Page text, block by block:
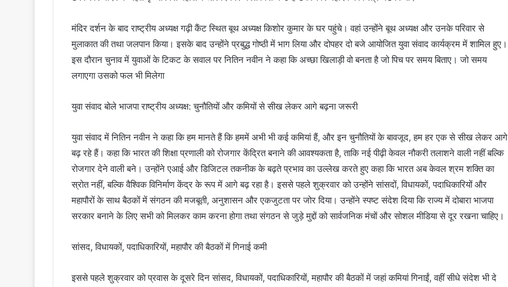
मंदिर दर्शन के बाद राष्ट्रीय अध्यक्ष गढ़ी कैंट स्थित बूथ अध्यक्ष किशोर कुमार के घर पहुंचे। वहां उन्होंने बूथ अध्यक्ष और उनके परिवार से
मुलाकात की तथा जलपान किया। इसके बाद उन्होंने प्रबुद्ध गोष्ठी में भाग लिया और दोपहर दो बजे आयोजित युवा संवाद कार्यक्रम में शामिल हुए।
इस दौरान चुनाव में युवाओं के टिकट के सवाल पर नितिन नवीन ने कहा कि अच्छा खिलाड़ी वो बनता है जो पिच पर समय बिताए। जो समय
लगाएगा उसको फल भी मिलेगा
युवा संवाद बोले भाजपा राष्ट्रीय अध्यक्ष: चुनौतियों और कमियों से सीख लेकर आगे बढ़ना जरूरी
युवा संवाद में नितिन नवीन ने कहा कि हम मानते हैं कि हममें अभी भी कई कमियां हैं, और इन चुनौतियों के बावजूद, हम हर एक से सीख लेकर आगे
बढ़ रहे हैं। कहा कि भारत की शिक्षा प्रणाली को रोजगार केंद्रित बनाने की आवश्यकता है, ताकि नई पीढ़ी केवल नौकरी तलाशने वाली नहीं बल्कि
रोजगार देने वाली बने। उन्होंने एआई और डिजिटल तकनीक के बढ़ते प्रभाव का उल्लेख करते हुए कहा कि भारत अब केवल श्रम शक्ति का
स्रोत नहीं, बल्कि वैश्विक विनिर्माण केंद्र के रूप में आगे बढ़ रहा है। इससे पहले शुक्रवार को उन्होंने सांसदों, विधायकों, पदाधिकारियों और
महापौरों के साथ बैठकों में संगठन की मजबूती, अनुशासन और एकजुटता पर जोर दिया। उन्होंने स्पष्ट संदेश दिया कि राज्य में दोबारा भाजपा
सरकार बनाने के लिए सभी को मिलकर काम करना होगा तथा संगठन से जुड़े मुद्दों को सार्वजनिक मंचों और सोशल मीडिया से दूर रखना चाहिए।
सांसद, विधायकों, पदाधिकारियों, महापौर की बैठकों में गिनाई कमी
इससे पहले शुक्रवार को प्रवास के दूसरे दिन सांसद, विधायकों, पदाधिकारियों, महापौर की बैठकों में जहां कमियां गिनाईं, वहीं सीधे संदेश भी दे